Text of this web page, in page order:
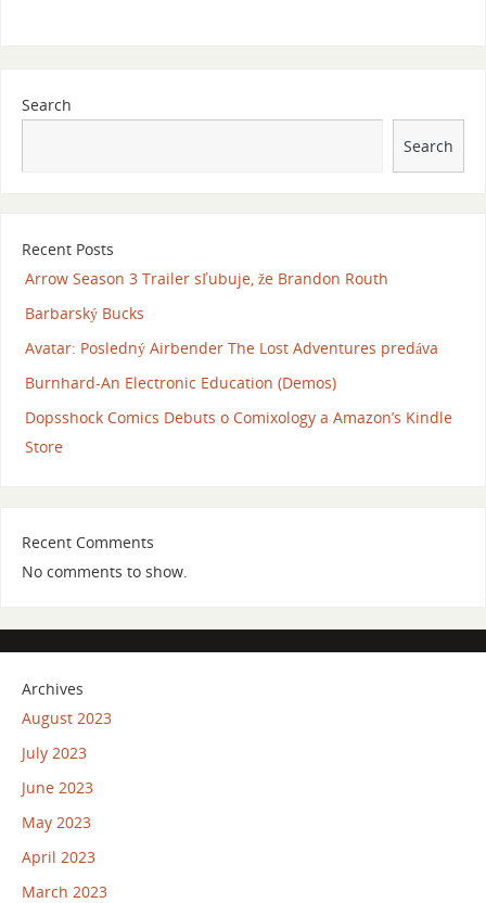
Search
Search
Recent Posts
Arrow Season 3 Trailer sľubuje, že Brandon Routh
Barbarský Bucks
Avatar: Posledný Airbender The Lost Adventures predáva
Burnhard-An Electronic Education (Demos)
Dopsshock Comics Debuts o Comixology a Amazon’s Kindle
Store
Recent Comments
No comments to show.
Archives
August 2023
July 2023
June 2023
May 2023
April 2023
March 2023